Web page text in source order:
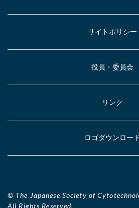
サイトポリシー
役員・委員会
リンク
ロゴダウンロード
© The Japanese Society of
All Rights Reserved.